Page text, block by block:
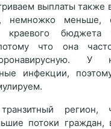
выплаты также
немножко меньше,
бюджета
что она
инфекции,
регион,
потоки